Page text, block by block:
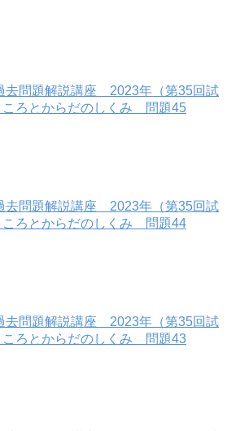
去問題解説講座 2023年（第35回試
ろとからだのしくみ 問題45
去問題解説講座 2023年（第35回試
ろとからだのしくみ 問題44
去問題解説講座 2023年（第35回試
ろとからだのしくみ 問題43